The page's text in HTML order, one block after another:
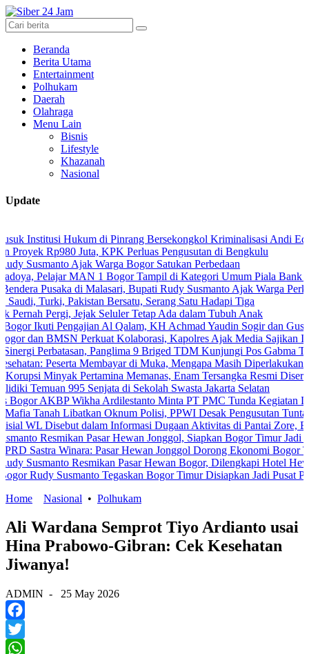
Beranda
Berita Utama
Entertainment
Polhukam
Daerah
Olahraga
Menu Lain
Bisnis
Lifestyle
Khazanah
Nasional
Update
Hukum di Pinrang Bersekongkol Kriminalisasi Andi Edi Sandy
Juta, KPK Perluas Pengusutan di Bengkulu
Ajak Warga Bogor Satukan Perbedaan
MAN 1 Bogor Tampil di Kategori Umum Piala Bank Jakarta
di Malasari, Bupati Rudy Susmanto Ajak Warga Perkuat Persatuan
Bersatu, Serang Satu Hadapi Tiga
Jejak Seluler Tetap Ada dalam Tubuh Anak
Al Qalam, KH Achmad Yaudin Sogir dan Gus Sholeh Beri
Perkuat Kolaborasi, Kapolres Ajak Media Sajikan Informasi
Panglima 9 Briged TDM Kunjungi Pos Gabma Temajuk dan
Membayar di Muka, Mengapa Masih Diperlakukan Berbeda?
Pertamina Memanas, Enam Tersangka Resmi Diseret ke Meja
995 Senjata di Sekolah Swasta Jakarta Selatan
Wikha Ardilestanto Minta PT PMC Tunda Kegiatan Demi Cegah
Oknum Polisi, PPWI Desak Pengusutan Tuntas Kasus
dalam Informasi Dugaan Aktivitas di Pantai Zore, Bea Cukai
Pasar Hewan Jonggol, Siapkan Bogor Timur Jadi Pusat
Pasar Hewan Jonggol Dorong Ekonomi Bogor Timur
Resmikan Pasar Hewan Bogor, Dilengkapi Hotel Hewan dan
Tegaskan Bogor Timur Disiapkan Jadi Pusat Pertumbuhan
Home
Nasional • Polhukam
Ali Wardana Semprot Tiyo Ardianto usai
Hina Prabowo-Gibran: Cek Kesehatan
Jiwanya!
ADMIN - 25 May 2026
Facebook
Twitter